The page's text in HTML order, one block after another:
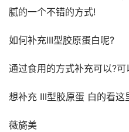
腻的一个不错的方式!
如何补充III型胶原蛋白呢?
通过食用的方式补充可以?
想补充 III型胶原蛋 白的看这
薇旖美